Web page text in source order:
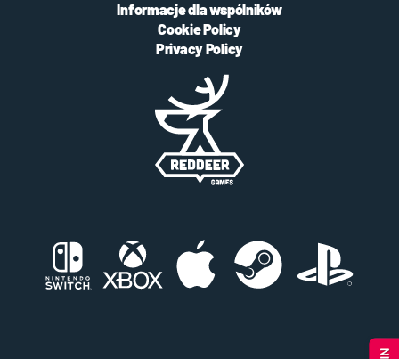
Informacje dla wspólników
Cookie Policy
Privacy Policy